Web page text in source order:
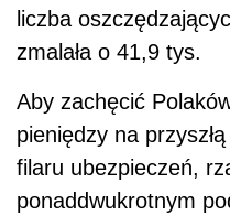
liczba
zmalała o 41,9 tys.
Aby zachęcić
pieniędzy na
filaru ubezpieczeń,
ponaddwukrotnym